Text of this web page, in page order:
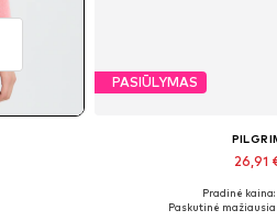
PASIŪLYMAS
26,91
Galimi dydžiai:
Pradinė kaina:
Paskutinė mažiausia